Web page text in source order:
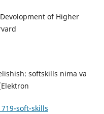
of Higher
softskills nima va
soft-skills